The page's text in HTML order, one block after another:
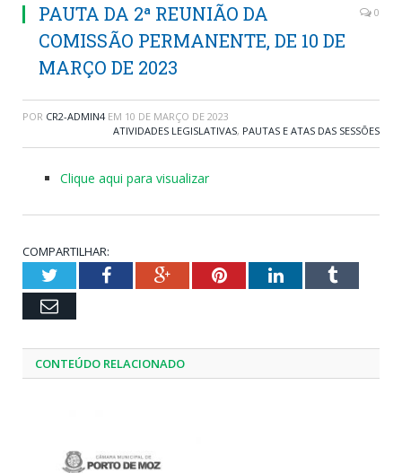
PAUTA DA 2ª REUNIÃO DA
COMISSÃO PERMANENTE, DE 10 DE
MARÇO DE 2023
0
POR CR2-ADMIN4 EM 10 DE MARÇO DE 2023
ATIVIDADES LEGISLATIVAS, PAUTAS E ATAS DAS SESSÕES
Clique aqui para visualizar
COMPARTILHAR:
TwitterFacebookGoogle+PinterestLinkedInTumblr
Email
CONTEÚDO RELACIONADO